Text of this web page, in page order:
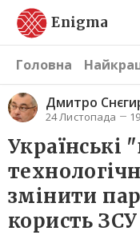
Enigma
Головна
Дмитро
24 Листопада
Українські
змінити
користь ЗСУ